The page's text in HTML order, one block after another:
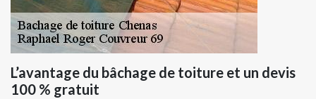
L’avantage du bâchage de toiture et un devis
100 % gratuit